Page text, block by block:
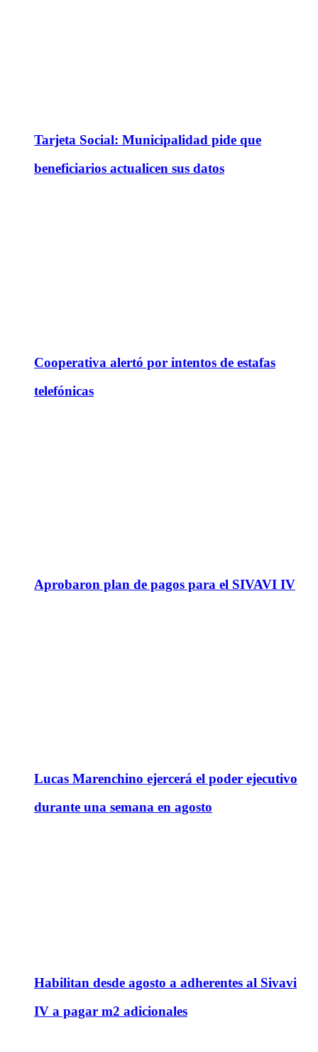
Tarjeta Social: Municipalidad pide que
beneficiarios actualicen sus datos
Cooperativa alertó por intentos de estafas
telefónicas
Aprobaron plan de pagos para el SIVAVI IV
Lucas Marenchino ejercerá el poder ejecutivo
durante una semana en agosto
Habilitan desde agosto a adherentes al Sivavi
IV a pagar m2 adicionales